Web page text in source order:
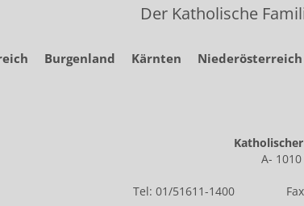
Der Katholische
Burgenland Kärnten Niederösterreich
A-
Tel: 01/51611-1400